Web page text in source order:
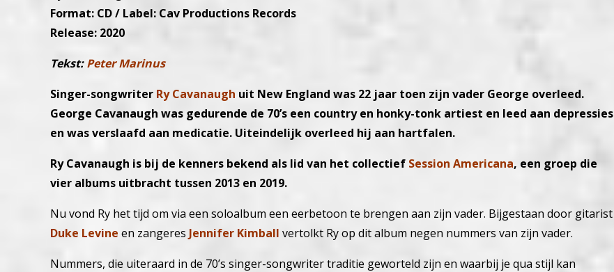
Format: CD / Label: Cav Productions Records
Release: 2020
Tekst:Peter Marinus
Singer-songwriter Ry Cavanaugh uit New England was 22 jaar toen zijn vader George overleed.
George Cavanaugh was gedurende de 70’s een country en honky-tonk artiest en leed aan depressies
en was verslaafd aan medicatie. Uiteindelijk overleed hij aan hartfalen.
Ry Cavanaugh is bij de kenners bekend als lid van het collectief Session Americana, een groep die
vier albums uitbracht tussen 2013 en 2019.
Nu vond Ry het tijd om via een soloalbum een eerbetoon te brengen aan zijn vader. Bijgestaan door gitarist
Duke Levine en zangeres Jennifer Kimball vertolkt Ry op dit album negen nummers van zijn vader.
Nummers, die uiteraard in de 70’s singer-songwriter traditie geworteld zijn en waarbij je qua stijl kan